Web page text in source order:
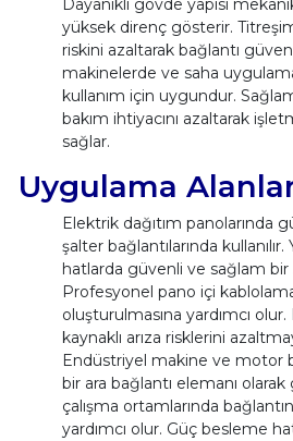
Dayanıklı gövde yapısı
yüksek direnç gösterir.
riskini azaltarak bağlantı
makinelerde ve saha
kullanım için uygundur.
bakım ihtiyacını azaltarak
sağlar.
Uygulama
Elektrik dağıtım panolarında
şalter bağlantılarında
hatlarda güvenli ve sağlam bir
Profesyonel pano içi
oluşturulmasına yardımcı
kaynaklı arıza risklerini
Endüstriyel makine ve motor
bir ara bağlantı elemanı
çalışma ortamlarında
yardımcı olur. Güç besleme